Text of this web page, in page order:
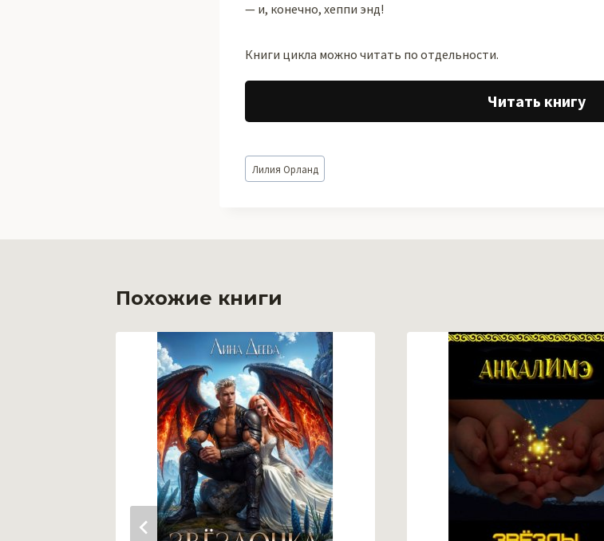
— и, конечно, хеппи энд!
Книги цикла можно читать по отдельности.
Читать книгу
Метки
записи:
Лилия Орланд
Похожие книги